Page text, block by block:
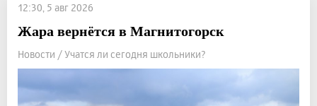
12:30, 5 авг 2026
Жара вернётся в Магнитогорск
Новости / Учатся ли сегодня школьники?